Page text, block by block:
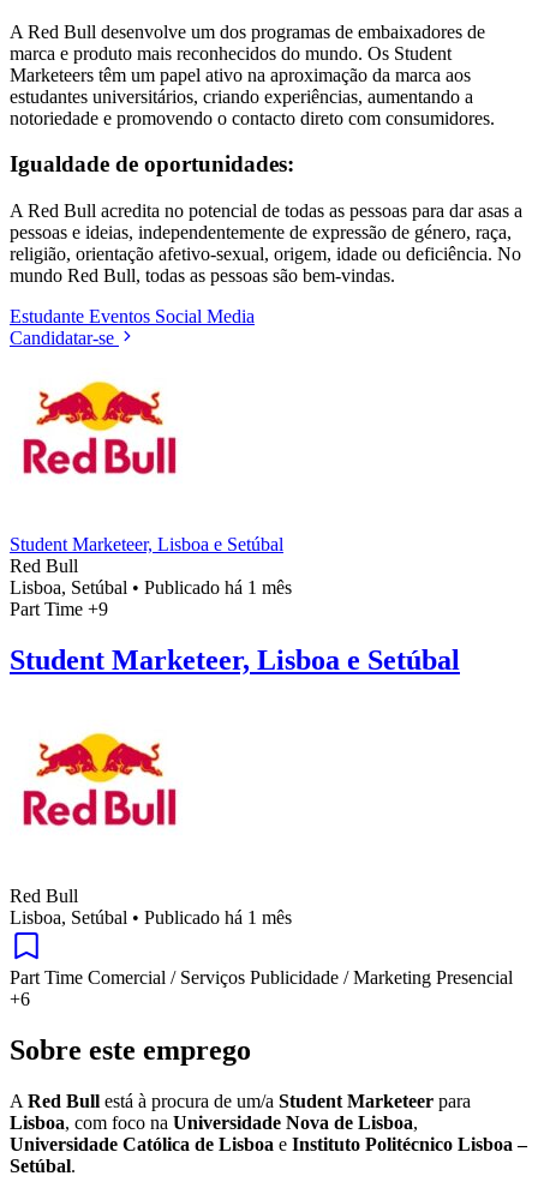
A Red Bull desenvolve um dos programas de embaixadores de
marca e produto mais reconhecidos do mundo. Os Student
Marketeers têm um papel ativo na aproximação da marca aos
estudantes universitários, criando experiências, aumentando a
notoriedade e promovendo o contacto direto com consumidores.
Igualdade de oportunidades:
A Red Bull acredita no potencial de todas as pessoas para dar asas a
pessoas e ideias, independentemente de expressão de género, raça,
religião, orientação afetivo-sexual, origem, idade ou deficiência. No
mundo Red Bull, todas as pessoas são bem-vindas.
Estudante Eventos Social Media
Candidatar-se
Student Marketeer, Lisboa e Setúbal
Red Bull
Lisboa, Setúbal • Publicado há 1 mês
Part Time +9
Student Marketeer, Lisboa e Setúbal
Red Bull
Lisboa, Setúbal • Publicado há 1 mês
Part Time Comercial / Serviços Publicidade / Marketing Presencial
+6
Sobre este emprego
A Red Bull está à procura de um/a Student Marketeer para
Lisboa, com foco na Universidade Nova de Lisboa,
Universidade Católica de Lisboa e Instituto Politécnico Lisboa –
Setúbal.